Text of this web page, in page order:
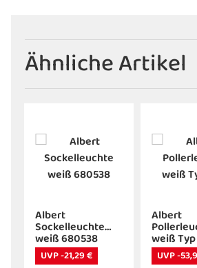
Ähnliche Artikel
Albert
Sockelleuchte
weiß 680538
UVP -21,29 €
Albert
weiß Typ
UVP -